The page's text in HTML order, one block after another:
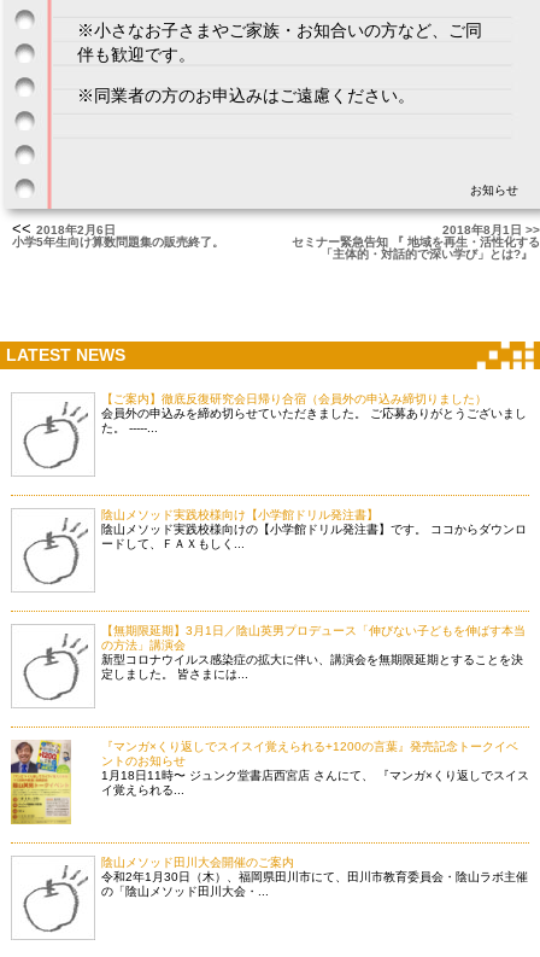
※小さなお子さまやご家族・お知合いの方など、ご同
伴も歓迎です。
※同業者の方のお申込みはご遠慮ください。
お知らせ
<< 2018年2月6日
小学5年生向け算数問題集の販売終了。
2018年8月1日 >>
セミナー緊急告知 『 地域を再生・活性化する
「主体的・対話的で深い学び」とは?』
LATEST NEWS
【ご案内】徹底反復研究会日帰り合宿（会員外の申込み締切りました）
会員外の申込みを締め切らせていただきました。 ご応募ありがとうございまし
た。 -----...
陰山メソッド実践校様向け【小学館ドリル発注書】
陰山メソッド実践校様向けの【小学館ドリル発注書】です。 ココからダウンロ
ードして、ＦＡＸもしく...
【無期限延期】3月1日／陰山英男プロデュース「伸びない子どもを伸ばす本当
の方法」講演会
新型コロナウイルス感染症の拡大に伴い、講演会を無期限延期とすることを決
定しました。 皆さまには...
『マンガ×くり返しでスイスイ覚えられる+1200の言葉』発売記念トークイベ
ントのお知らせ
1月18日11時〜 ジュンク堂書店西宮店 さんにて、 『マンガ×くり返しでスイス
イ覚えられる...
陰山メソッド田川大会開催のご案内
令和2年1月30日（木）、福岡県田川市にて、田川市教育委員会・陰山ラボ主催
の「陰山メソッド田川大会・...